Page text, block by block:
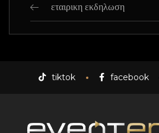
εταιρικη εκδηλωση
tiktok facebook